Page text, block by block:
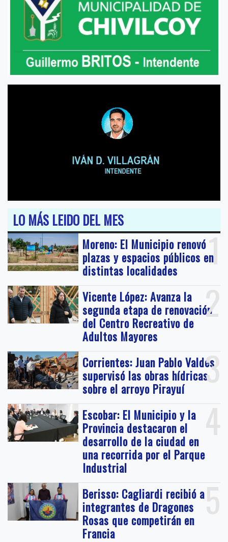
LO MÁS LEIDO DEL MES
1
Moreno: El Municipio renovó
plazas y espacios públicos en
distintas localidades
2
Vicente López: Avanza la
segunda etapa de renovación
del Centro Recreativo de
Adultos Mayores
3
Corrientes: Juan Pablo Valdés
supervisó las obras hídricas
sobre el arroyo Pirayuí
4
Escobar: El Municipio y la
Provincia destacaron el
desarrollo de la ciudad en
una recorrida por el Parque
Industrial
5
Berisso: Cagliardi recibió a
integrantes de Dragones
Rosas que competirán en
Francia